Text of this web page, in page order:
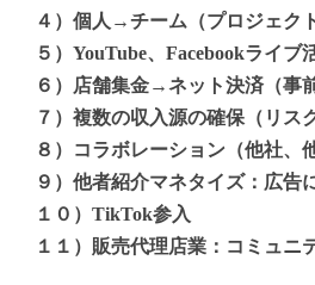
４）個人→チーム（プロジェク
５）YouTube、Facebookライブ
６）店舗集金→ネット決済（事
７）複数の収入源の確保（リス
８）コラボレーション（他社、
９）他者紹介マネタイズ：広告
１０）TikTok参入
１１）販売代理店業：コミュニ